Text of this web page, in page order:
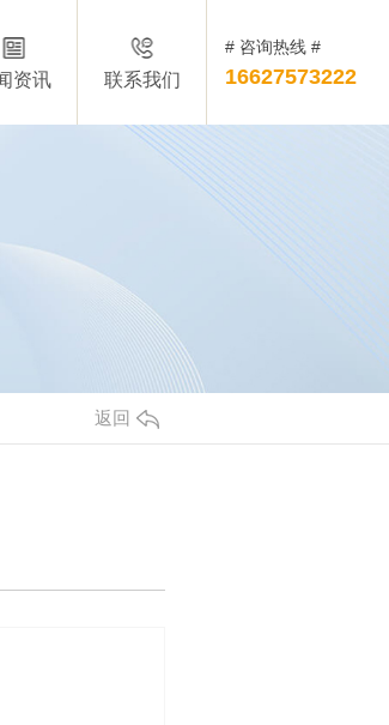
资讯 联系我们
# 咨询热线 #
16627573222
返回